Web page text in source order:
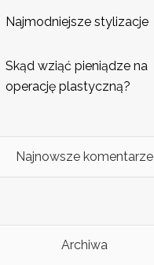
Najmodniejsze stylizacje
Skąd wziąć pieniądze na
operację plastyczną?
Najnowsze komentarze
Archiwa